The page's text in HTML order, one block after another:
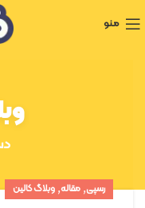
منو
رسپی, مقاله, وبلاگ کالین